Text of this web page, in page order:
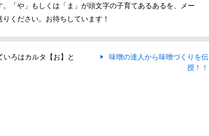
「や」もしくは「ま」が頭文字の子育てあるあるを、メー
ください。お待ちしています！
いろはカルタ【お】と
味噌の達人から味噌づくりを伝
授！！